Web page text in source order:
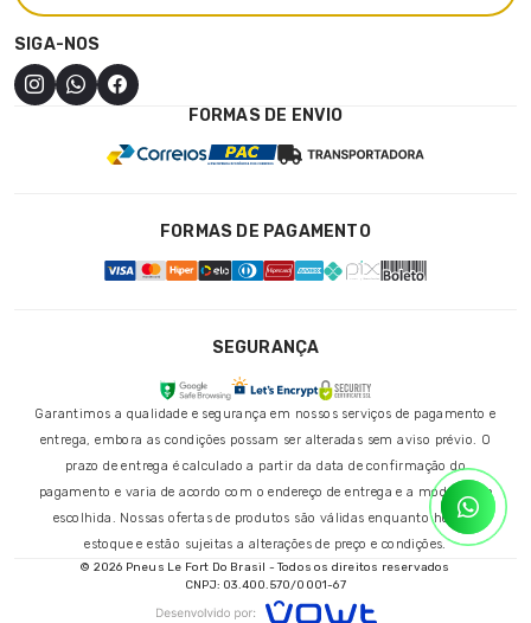
SIGA-NOS
FORMAS DE ENVIO
FORMAS DE PAGAMENTO
SEGURANÇA
Garantimos a qualidade e segurança em nossos serviços de pagamento e
entrega, embora as condições possam ser alteradas sem aviso prévio. O
prazo de entrega é calculado a partir da data de confirmação do
pagamento e varia de acordo com o endereço de entrega e a modalidade
escolhida. Nossas ofertas de produtos são válidas enquanto houver
estoque e estão sujeitas a alterações de preço e condições.
© 2026 Pneus Le Fort Do Brasil - Todos os direitos reservados
CNPJ: 03.400.570/0001-67